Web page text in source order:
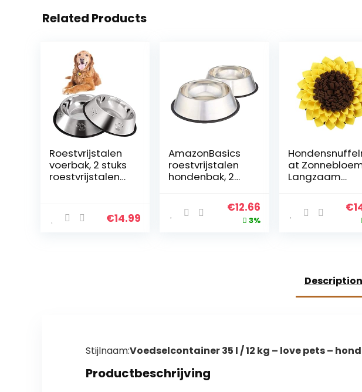
Related Products
Roestvrijstalen
voerbak, 2 stuks
roestvrijstalen
honden en
katten, reiskom,
€14.99
AmazonBasics
roestvrijstalen
hondenbak, 2
Original
price
€12.66
price
3%
at
Langzaam
er Mat
Training
€
Description
Stijlnaam:Voedselcontainer 35 l / 12 kg – love pets – hond
Productbeschrijving